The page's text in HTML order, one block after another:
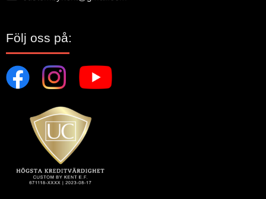
Följ oss på: